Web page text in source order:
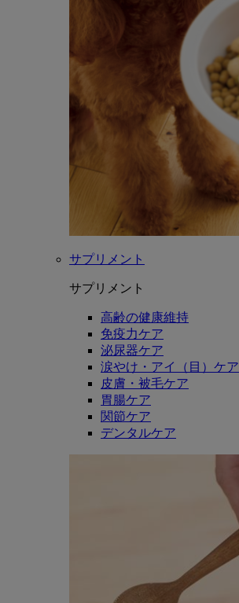
サプリメント
サプリメント
高齢の健康維持
免疫力ケア
泌尿器ケア
涙やけ・アイ（目）ケア
皮膚・被毛ケア
胃腸ケア
関節ケア
デンタルケア